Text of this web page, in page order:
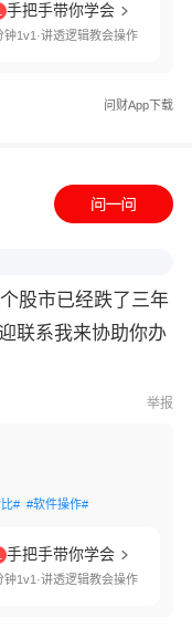
手把手带你学会
钟1v1·讲透逻辑教会操作
问财App下载
股市已经跌了三年
联系我来协助你办
举报
# #软件操作#
手把手带你学会
钟1v1·讲透逻辑教会操作